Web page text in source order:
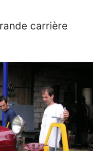
carrière